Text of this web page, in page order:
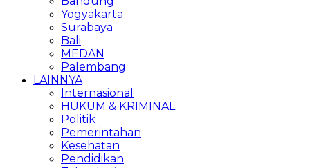
Yogyakarta
Surabaya
Bali
MEDAN
Palembang
LAINNYA
Internasional
HUKUM & KRIMINAL
Politik
Pemerintahan
Kesehatan
Pendidikan